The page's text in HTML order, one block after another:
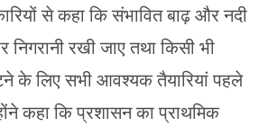
से कहा कि संभावित बाढ़ और नदी
रखी जाए तथा किसी भी
के लिए सभी आवश्यक तैयारियां पहले
कहा कि प्रशासन का प्राथमिक